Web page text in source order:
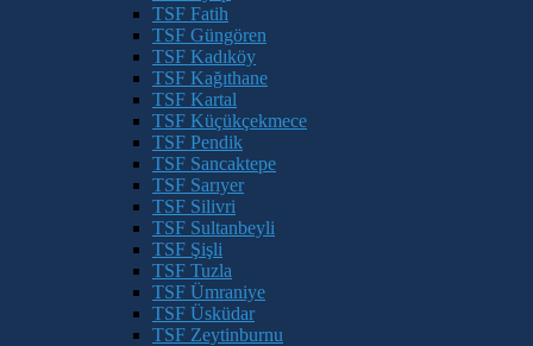
TSF Fatih
TSF Güngören
TSF Kadıköy
TSF Kağıthane
TSF Kartal
TSF Küçükçekmece
TSF Pendik
TSF Sancaktepe
TSF Sarıyer
TSF Silivri
TSF Sultanbeyli
TSF Şişli
TSF Tuzla
TSF Ümraniye
TSF Üsküdar
TSF Zeytinburnu